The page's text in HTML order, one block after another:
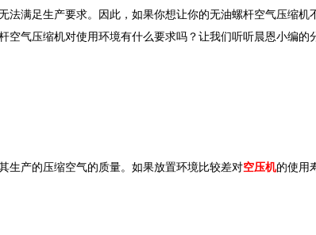
满足生产要求。因此，如果你想让你的无油螺杆空气压缩机
气压缩机对使用环境有什么要求吗？让我们听听晨恩小编的
生产的压缩空气的质量。如果放置环境比较差对空压机的使用